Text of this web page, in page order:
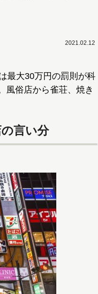
2021.02.12
最大30万円の罰則が科
俗店から雀荘、焼き
言い分